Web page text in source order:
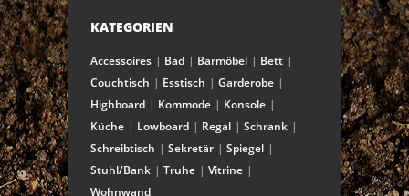
KATEGORIEN
Accessoires Bad Barmöbel
Bett
Couchtisch
Esstisch
Garderobe
Highboard
Kommode
Konsole
Küche
Lowboard Regal
Schrank
Schreibtisch
Sekretär
Spiegel
Stuhl/Bank
Truhe
Vitrine
Wohnwand